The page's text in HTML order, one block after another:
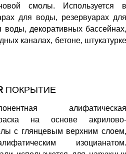
смолы. Используется в
для воды, резервуарах для
воды, декоративных бассейнах,
каналах, бетоне, штукатурке
ПОКРЫТИЕ
алифатическая
на основе акрилово-
с глянцевым верхним слоем,
изоцианатом.